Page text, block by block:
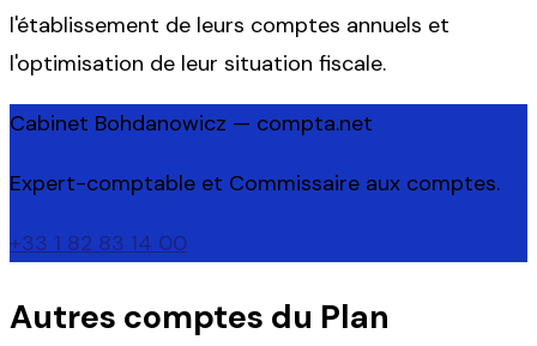
l'établissement de leurs comptes annuels et
l'optimisation de leur situation fiscale.
Cabinet Bohdanowicz — compta.net
Expert-comptable et Commissaire aux comptes.
+33 1 82 83 14 00
Autres comptes du Plan